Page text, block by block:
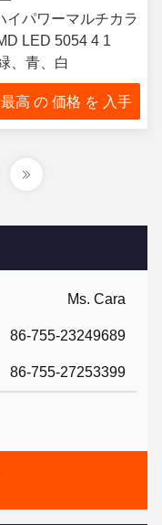
Ms. Cara
86-755-23249689
86-755-27253399
イパワーマルチカラ
LED 5054 4 1
、青、白
最高 の 価格 を 入手